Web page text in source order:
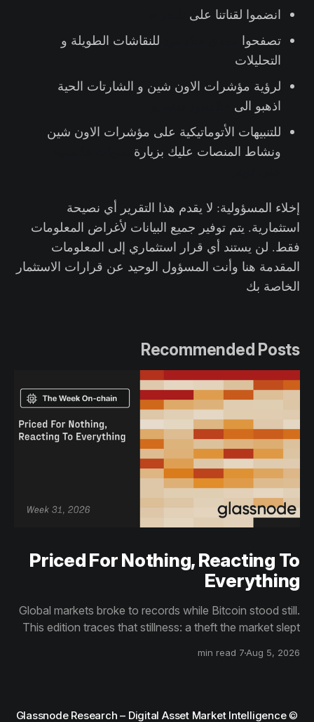
انضموا لقناتنا على
تصفحوا
للنقاشات الطويلة و
التحليلات
لرؤية مؤشرات الاون شين و الشارتات الحية
اذهبو الى
للتنبيهات الأتوماتيكية على مؤشرات الاون شين
ونشاط المنصات عليك بزيارة
إخلاء المسؤولية: لا يقدم هذا التقرير أي نصيحة
استثمارية. يتم توفير جميع البيانات لأغراض المعلومات
فقط. لن يستند أي قرار استثماري إلى المعلومات
المقدمة هنا وأنت المسؤول الوحيد عن قرارات الاستثمار
الخاصة بك
Recommended Posts
Priced For Nothing, Reacting To
Everything
Global markets broke to records while Bitcoin stood still.
This edition traces that stillness: a theft the market slept
than capitulation, and an options market priced for
Aug 5, 2026
7 min read
Glassnode Research – Digital Asset Market Intelligence©